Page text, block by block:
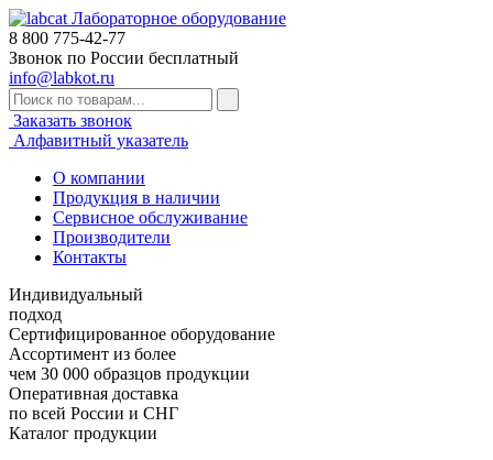
Лабораторное оборудование
8 800 775-42-77
Звонок по России бесплатный
info@labkot.ru
Заказать звонок
Алфавитный указатель
О компании
Продукция в наличии
Сервисное обслуживание
Производители
Контакты
Индивидуальный
подход
Сертифицированное оборудование
Ассортимент из более
чем 30 000 образцов продукции
Оперативная доставка
по всей России и СНГ
Каталог продукции